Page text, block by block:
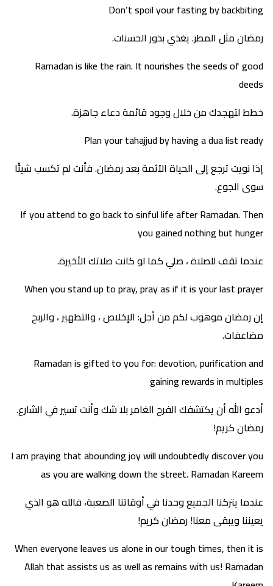
Don’t spoil your fasting by backbiting
رمضان مثل المطر. يغذي بذور الحسنات.
Ramadan is like the rain. It nourishes the seeds of good
deeds
خطط لتهجدك من خلال وجود قائمة دعاء جاهزة.
Plan your tahajjud by having a dua list ready
إذا نويت ترجع إلى الحياة الآثمة بعد رمضان. فأنت لم تكسب شيئًا
سوى الجوع.
If you attend to go back to sinful life after Ramadan. Then
you gained nothing but hunger
عندما تقف للصلاة ، صلي كما لو كانت صلاتك الأخيرة.
When you stand up to pray, pray as if it is your last prayer
إن رمضان موهوب لكم من أجل: الإخلاص ، والتطهير ، والربح
مضاعفات.
Ramadan is gifted to you for: devotion, purification and
gaining rewards in multiples
أدعو الله أن يكتشفك الفرح الغامر بلا شك وأنت تسير في الشارع.
رمضان كريم!
I am praying that abounding joy will undoubtedly discover you
as you are walking down the street. Ramadan Kareem
عندما يتركنا الجميع وحدنا في أوقاتنا الصعبة، فالله هو الذي
يعيننا ويبقى معنا! رمضان كريم!
When everyone leaves us alone in our tough times, then it is
Allah that assists us as well as remains with us! Ramadan